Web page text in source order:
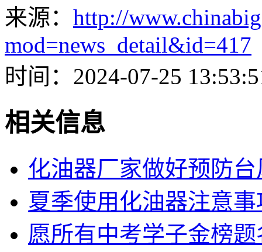
来源： http://
mod=news_detail&id=417
时间：2024-07-25
相关信息
化油器厂家做好预防台
夏季使用化油器注意事
愿所有中考学子金榜题